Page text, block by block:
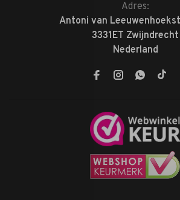
Adres:
Antoni van
3331ET Zwijndrecht
Nederland